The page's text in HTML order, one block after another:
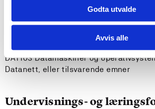
Godta utvalde
Avvis alle
Endre konfigurasjonen i en ruter
Anbefalte forkunnskaper
DAT103 Datamaskiner og
Datanett, eller tilsvarende emner
Undervisnings- og